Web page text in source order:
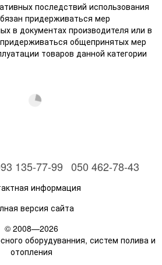
последствий использования
придерживаться мер
в документах производителя или в
общепринятых мер
товаров данной категории
135-77-99 050 462-78-43
информация
версия сайта
© 2008—2026
оборудуванния, систем полива и
отопления